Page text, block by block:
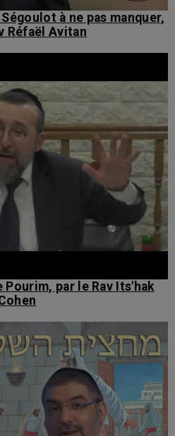
à ne pas manquer,
Réfaël Avitan
par le Rav Its'hak